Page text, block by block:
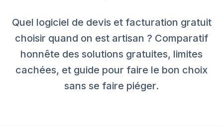
Quel logiciel de devis et facturation gratuit
choisir quand on est artisan ? Comparatif
honnête des solutions gratuites, limites
cachées, et guide pour faire le bon choix
sans se faire piéger.